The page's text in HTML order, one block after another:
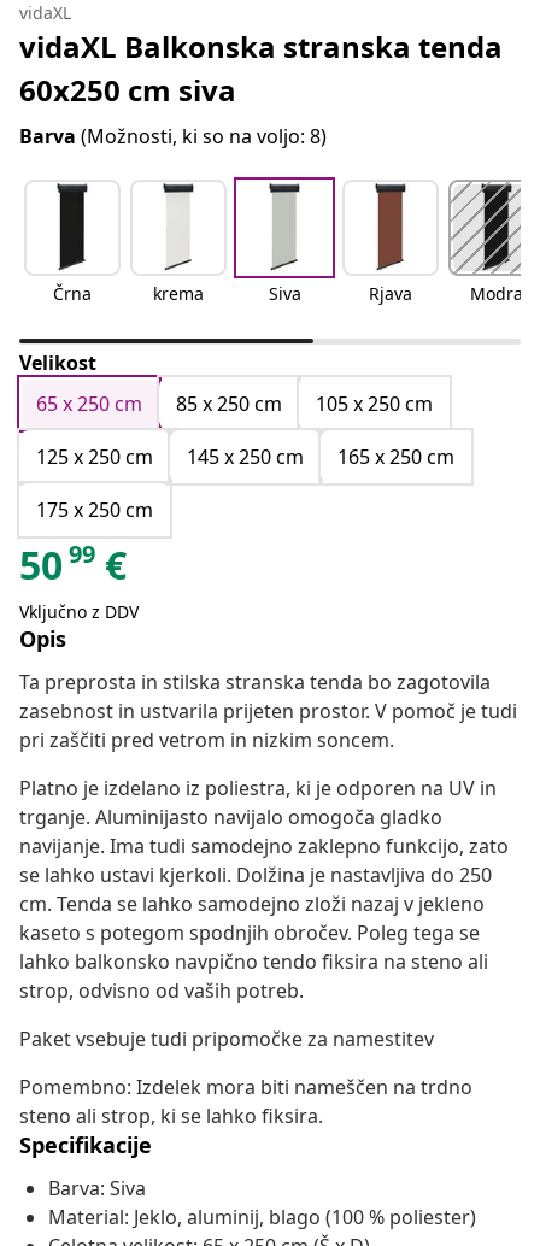
vidaXL
vidaXL Balkonska stranska tenda
60x250 cm siva
Barva (Možnosti, ki so na voljo: 8)
Črna krema Siva Rjava Modra
Velikost
65 x 250 cm
85 x 250 cm
105 x 250 cm
125 x 250 cm
145 x 250 cm
165 x 250 cm
175 x 250 cm
5099 €
Vključno z DDV
Opis
Ta preprosta in stilska stranska tenda bo zagotovila
zasebnost in ustvarila prijeten prostor. V pomoč je tudi
pri zaščiti pred vetrom in nizkim soncem.
Platno je izdelano iz poliestra, ki je odporen na UV in
trganje. Aluminijasto navijalo omogoča gladko
navijanje. Ima tudi samodejno zaklepno funkcijo, zato
se lahko ustavi kjerkoli. Dolžina je nastavljiva do 250
cm. Tenda se lahko samodejno zloži nazaj v jekleno
kaseto s potegom spodnjih obročev. Poleg tega se
lahko balkonsko navpično tendo fiksira na steno ali
strop, odvisno od vaših potreb.
Paket vsebuje tudi pripomočke za namestitev
Pomembno: Izdelek mora biti nameščen na trdno
steno ali strop, ki se lahko fiksira.
Specifikacije
Barva: Siva
Material: Jeklo, aluminij, blago (100 % poliester)